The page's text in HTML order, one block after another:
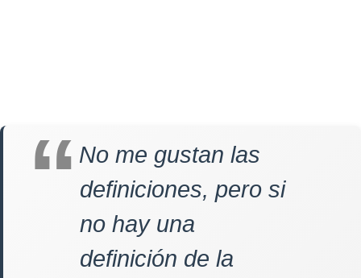
No me gustan las
definiciones, pero si
no hay una
definición de la